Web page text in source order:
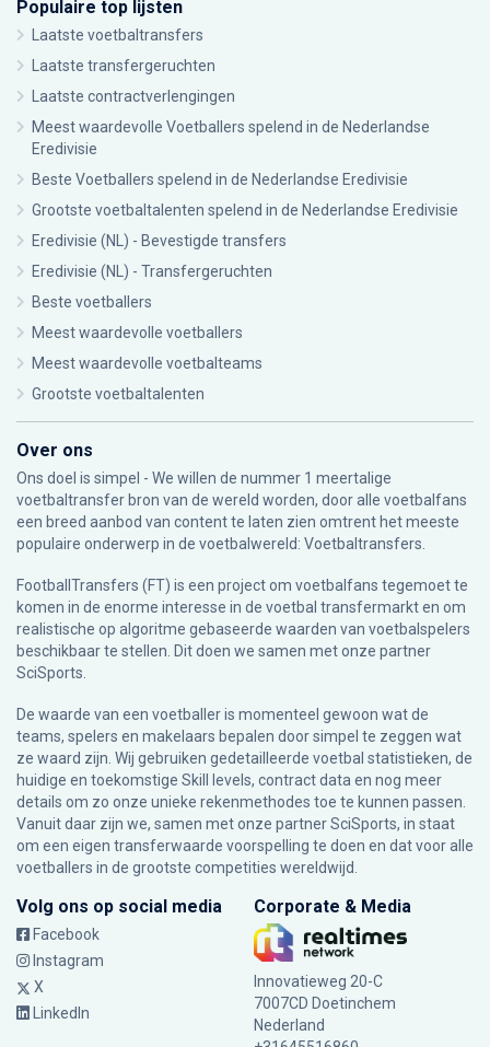
Populaire top lijsten
Laatste voetbaltransfers
Laatste transfergeruchten
Laatste contractverlengingen
Meest waardevolle Voetballers spelend in de Nederlandse
Eredivisie
Beste Voetballers spelend in de Nederlandse Eredivisie
Grootste voetbaltalenten spelend in de Nederlandse Eredivisie
Eredivisie (NL) - Bevestigde transfers
Eredivisie (NL) - Transfergeruchten
Beste voetballers
Meest waardevolle voetballers
Meest waardevolle voetbalteams
Grootste voetbaltalenten
Over ons
Ons doel is simpel - We willen de nummer 1 meertalige
voetbaltransfer bron van de wereld worden, door alle voetbalfans
een breed aanbod van content te laten zien omtrent het meeste
populaire onderwerp in de voetbalwereld: Voetbaltransfers.
FootballTransfers (FT) is een project om voetbalfans tegemoet te
komen in de enorme interesse in de voetbal transfermarkt en om
realistische op algoritme gebaseerde waarden van voetbalspelers
beschikbaar te stellen. Dit doen we samen met onze partner
SciSports
De waarde van een voetballer is momenteel gewoon wat de
teams, spelers en makelaars bepalen door simpel te zeggen wat
ze waard zijn. Wij gebruiken gedetailleerde voetbal statistieken, de
huidige en toekomstige Skill levels, contract data en nog meer
details om zo onze unieke rekenmethodes toe te kunnen passen.
Vanuit daar zijn we, samen met onze partner SciSports, in staat
om een eigen transferwaarde voorspelling te doen en dat voor alle
voetballers in de grootste competities wereldwijd.
Volg ons op social media
Facebook
Instagram
X
LinkedIn
Corporate & Media
Innovatieweg 20-C
7007CD Doetinchem
Nederland